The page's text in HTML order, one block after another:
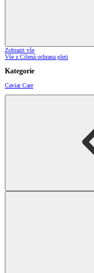
Zobrazit vše
Vše z Cílená ochrana pleti
Kategorie
Caviar Care